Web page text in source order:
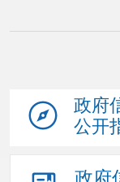
政府
公开